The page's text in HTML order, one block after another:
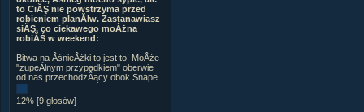
to CiĂŞ nie powstrzyma przed
robieniem planĂłw. Zastanawiasz
siĂŞ, co ciekawego moÂżna
robiĂŚ w weekend:
Bitwa na ÂśnieÂżki to jest to! MoÂże
"zupeÂłnym przypadkiem" oberwie
od nas przechodzÂący obok Snape.
12% [9 głosów]